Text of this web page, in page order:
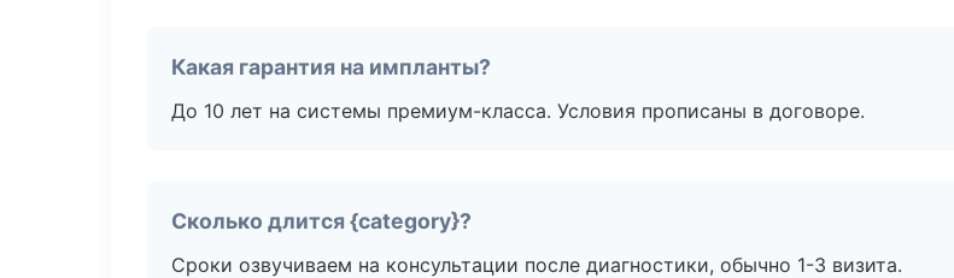
Какая гарантия на импланты?
До 10 лет на системы премиум-класса. Условия прописаны в договоре.
Сколько длится {category}?
Сроки озвучиваем на консультации после диагностики, обычно 1-3 визита.